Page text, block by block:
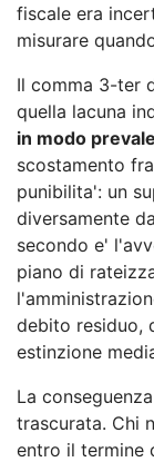
fiscale era
misurare
Il comma 3-ter
quella lacuna
in modo
scostamento
punibilita': un
diversamente
secondo e'
piano di
debito residuo,
estinzione
La
trascurata. Chi
entro il termine